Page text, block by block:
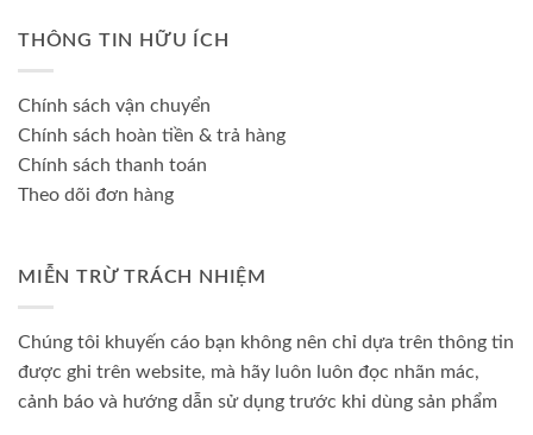
THÔNG TIN HỮU ÍCH
Chính sách vận chuyển
Chính sách hoàn tiền & trả hàng
Chính sách thanh toán
Theo dõi đơn hàng
MIỄN TRỪ TRÁCH NHIỆM
Chúng tôi khuyến cáo bạn không nên chỉ dựa trên thông tin
được ghi trên website, mà hãy luôn luôn đọc nhãn mác,
cảnh báo và hướng dẫn sử dụng trước khi dùng sản phẩm